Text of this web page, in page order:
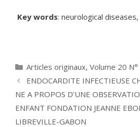
Key words: neurological
Catégories
Articles originaux, Volume 20
ENDOCARDITE INFECTIEUSE
NE A PROPOS D’UNE
ENFANT FONDATION JEANNE
LIBREVILLE-GABON